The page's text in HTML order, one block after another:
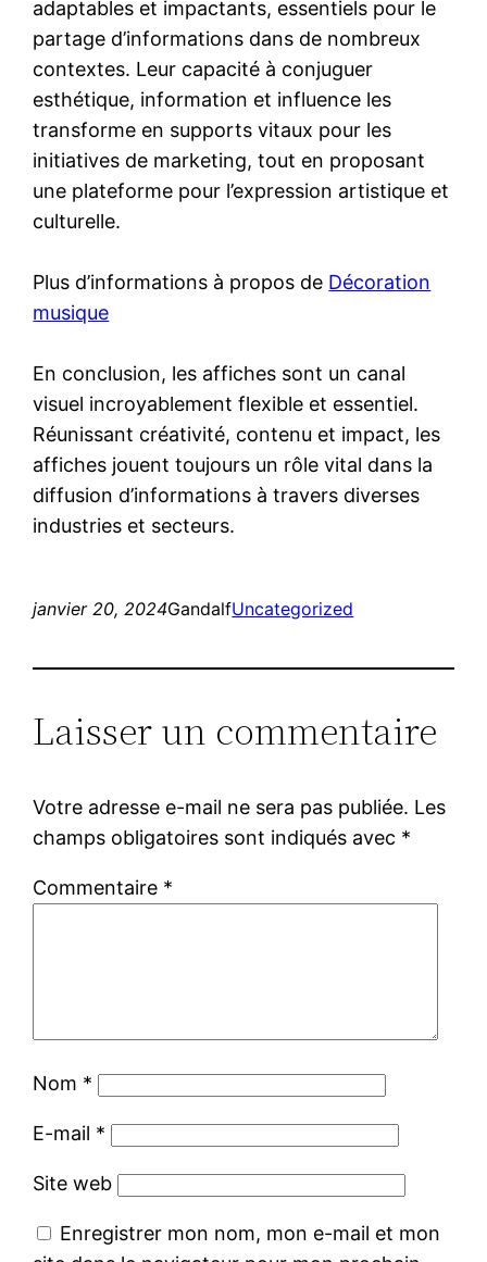
adaptables et impactants, essentiels pour le
partage d’informations dans de nombreux
contextes. Leur capacité à conjuguer
esthétique, information et influence les
transforme en supports vitaux pour les
initiatives de marketing, tout en proposant
une plateforme pour l’expression artistique et
culturelle.
Plus d’informations à propos de Décoration
musique
En conclusion, les affiches sont un canal
visuel incroyablement flexible et essentiel.
Réunissant créativité, contenu et impact, les
affiches jouent toujours un rôle vital dans la
diffusion d’informations à travers diverses
industries et secteurs.
janvier 20, 2024GandalfUncategorized
Laisser un commentaire
Votre adresse e-mail ne sera pas publiée. Les
champs obligatoires sont indiqués avec *
Commentaire *
Nom *
E-mail *
Site web
Enregistrer mon nom, mon e-mail et mon